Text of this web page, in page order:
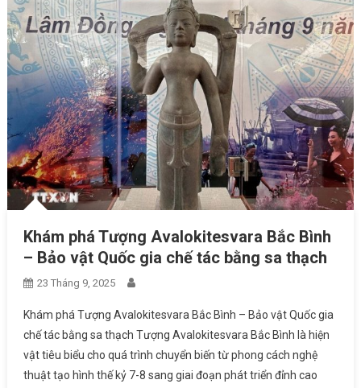
Khám phá Tượng Avalokitesvara Bắc Bình
– Bảo vật Quốc gia chế tác bằng sa thạch
23 Tháng 9, 2025
Khám phá Tượng Avalokitesvara Bắc Bình – Bảo vật Quốc gia
chế tác bằng sa thạch Tượng Avalokitesvara Bắc Bình là hiện
vật tiêu biểu cho quá trình chuyển biến từ phong cách nghệ
thuật tạo hình thế kỷ 7-8 sang giai đoạn phát triển đỉnh cao